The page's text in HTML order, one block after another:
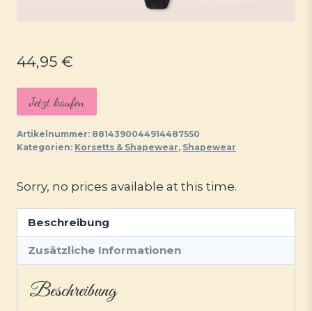
44,95 €
Jetzt kaufen
Artikelnummer: 8814390044914487550
Kategorien: Korsetts & Shapewear, Shapewear
Sorry, no prices available at this time.
Beschreibung
Zusätzliche Informationen
Beschreibung